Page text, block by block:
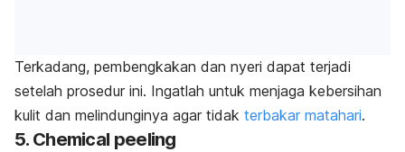
Terkadang, pembengkakan dan nyeri dapat terjadi
setelah prosedur ini. Ingatlah untuk menjaga kebersihan
kulit dan melindunginya agar tidak terbakar matahari.
5. Chemical peeling